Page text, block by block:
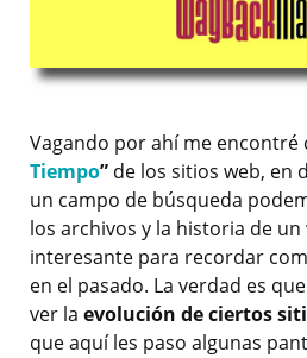
Vagando por ahí me encontré
Tiempo” de los sitios web, en
un campo de búsqueda
los archivos y la historia de
interesante para recordar
en el pasado. La verdad es
ver la evolución de ciertos
que aquí les paso algunas